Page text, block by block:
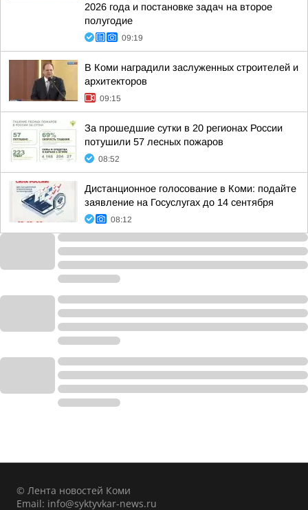
2026 года и постановке задач на второе
полугодие
09:19
В Коми наградили заслуженных строителей и
архитекторов
09:15
За прошедшие сутки в 20 регионах России
потушили 57 лесных пожаров
08:52
Дистанционное голосование в Коми: подайте
заявление на Госуслугах до 14 сентября
08:12
© Лента новостей Коми
Email: info@syktyvkar-news.ru